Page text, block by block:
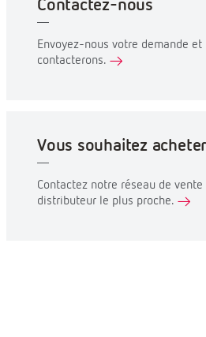
Contactez-nous
Envoyez-nous votre demande et
contacterons.
Vous souhaitez
Contactez notre réseau de
distributeur le plus proche.